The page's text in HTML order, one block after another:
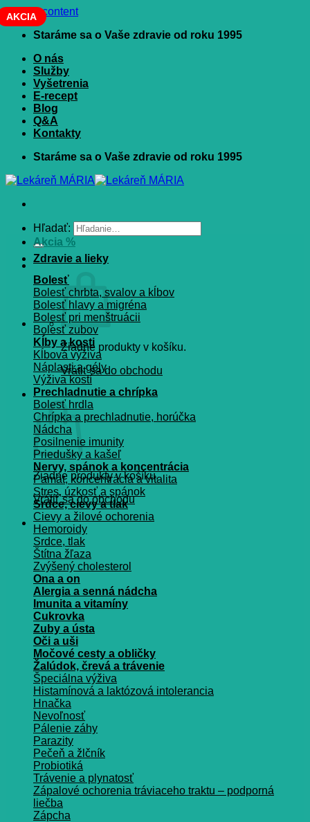
Skip to content
Staráme sa o Vaše zdravie od roku 1995
O nás
Služby
Vyšetrenia
E-recept
Blog
Q&A
Kontakty
Staráme sa o Vaše zdravie od roku 1995
Hľadať:
Žiadne produkty v košíku.
Vrátiť sa do obchodu
Košík
Žiadne produkty v košíku.
Vrátiť sa do obchodu
Akcia %
Zdravie a lieky
Bolesť
Bolesť chrbta, svalov a kĺbov
Bolesť hlavy a migréna
Bolesť pri menštruácii
Bolesť zubov
Kĺby a kosti
Kĺbová výživa
Náplasti a gély
Výživa kostí
Prechladnutie a chrípka
Bolesť hrdla
Chrípka a prechladnutie, horúčka
Nádcha
Posilnenie imunity
Priedušky a kašeľ
Nervy, spánok a koncentrácia
Pamät, koncentrácia a vitalita
Stres, úzkosť a spánok
Srdce, cievy a tlak
Cievy a žilové ochorenia
Hemoroidy
Srdce, tlak
Štítna žľaza
Zvýšený cholesterol
Ona a on
Alergia a senná nádcha
Imunita a vitamíny
Cukrovka
Zuby a ústa
Oči a uši
Močové cesty a obličky
Žalúdok, črevá a trávenie
Špeciálna výživa
Histamínová a laktózová intolerancia
Hnačka
Nevoľnosť
Pálenie záhy
Parazity
Pečeň a žlčník
Probiotiká
Trávenie a plynatosť
Zápalové ochorenia tráviaceho traktu – podporná
liečba
Zápcha
AKCIA